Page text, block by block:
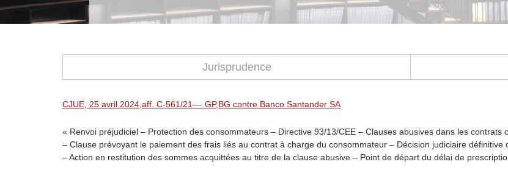
Jurisprudence
CJUE, 25 avril 2024,aff. C-561/21–– GP,BG contre Banco Santander SA
« Renvoi préjudiciel – Protection des consommateurs – Directive 93/13/CEE – Clauses abusives dans les
– Clause prévoyant le paiement des frais liés au contrat à charge du consommateur – Décision judiciaire
– Action en restitution des sommes acquittées au titre de la clause abusive – Point de départ du délai de